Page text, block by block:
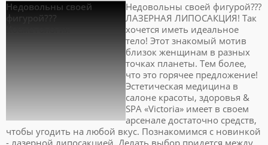
Недовольны своей
фигурой???
Недовольны своей фигурой???
ЛАЗЕРНАЯ ЛИПОСАКЦИЯ! Так
хочется иметь идеальное
тело! Этот знакомый мотив
близок женщинам в разных
точках планеты. Тем более,
что это горячее предложение!
Эстетическая медицина в
салоне красоты, здоровья &
SPA «Victoria» имеет в своем
арсенале достаточно средств,
чтобы угодить на любой вкус. Познакомимся с новинкой
- лазерной липосакцией. Делать выбор придется между